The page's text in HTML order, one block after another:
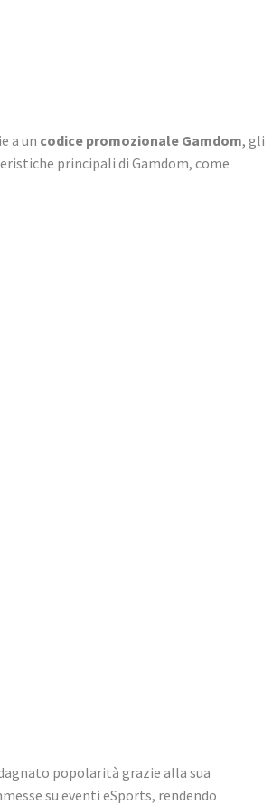
a un codice promozionale Gamdom, gli
principali di Gamdom, come
popolarità grazie alla sua
su eventi eSports, rendendo